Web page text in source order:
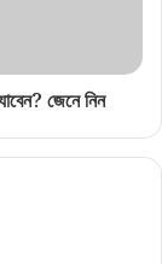
জেনে নিন